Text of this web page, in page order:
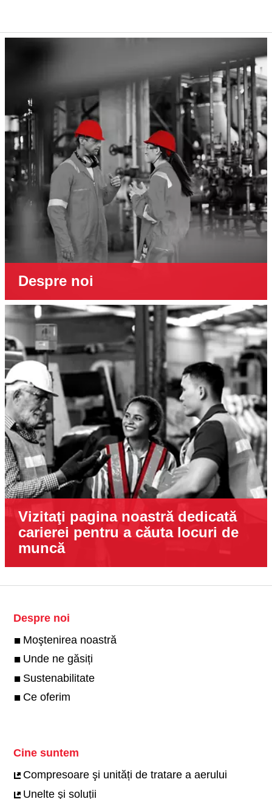
Despre noi
Vizitaţi pagina noastră dedicată
carierei pentru a căuta locuri de
muncă
Despre noi
Moştenirea noastră
Unde ne găsiți
Sustenabilitate
Ce oferim
Cine suntem
Compresoare şi unități de tratare a aerului
Unelte şi soluții